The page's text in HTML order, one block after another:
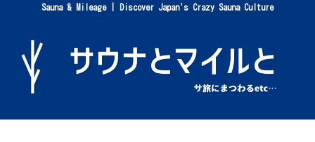
Sauna & Mileage | Discover Japan's Crazy Sauna Culture